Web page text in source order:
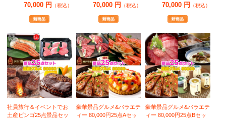
70,000 円 （税込） 70,000 円 （税込） 70,000 円 （税込）
社員旅行＆イベントでお
土産ビンゴ25点景品セッ
豪華景品グルメ&バラエテ
ィー 80,000円25点Aセッ
豪華景品グルメ&バラエテ
ィー 80,000円25点Bセッ